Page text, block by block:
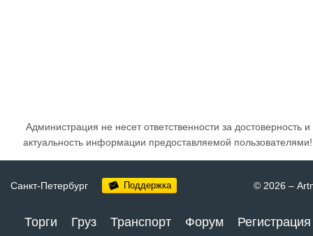
Администрация не несет ответственности за достоверность и
актуальность информации предоставляемой пользователями!
Санкт-Петербург Поддержка © 2026 –
Торги Груз Транспорт Форум Регистрация